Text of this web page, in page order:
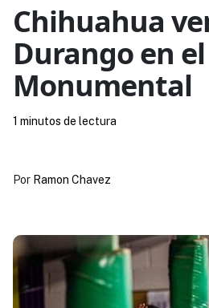
Chihuahua
Durango en el
Monumental
Por Ramon Chavez
1 minutos de lectura